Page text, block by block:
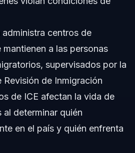
centros de
a las personas
supervisados por la
de Inmigración
de ICE afectan la vida de
al determinar quién
en el país y quién enfrenta